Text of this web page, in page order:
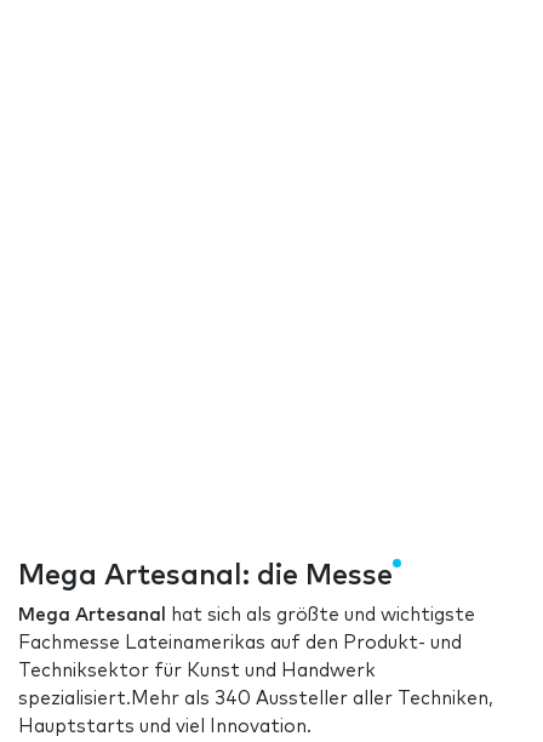
Mega Artesanal: die Messe
Mega Artesanal
hat sich als größte und wichtigste
Fachmesse Lateinamerikas auf den Produkt- und
Techniksektor für Kunst und Handwerk
spezialisiert.Mehr als 340 Aussteller aller Techniken,
Hauptstarts und viel Innovation.